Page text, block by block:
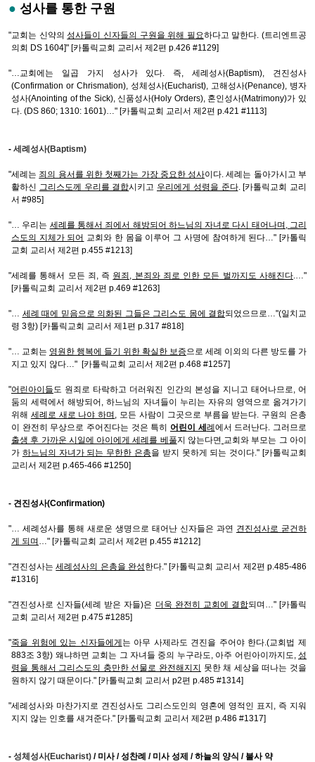
● 성사를 통한 구원
"교회는 신약의성사들이 신자들의 구원을 위해 필요하다고 말한다. (트리엔트공
의회 DS 1604]" [카톨릭교회 교리서 제2편 p.426 #1129]
"…교회에는 일곱 가지 성사가 있다. 즉, 세례성사(Baptism), 견진성사
(Confirmation or Chrismation), 성체성사(Eucharist), 고해성사(Penance), 병자
성사(Anointing of the Sick), 신품성사(Holy Orders), 혼인성사(Matrimony)가 있
다. (DS 860; 1310: 1601)…" [카톨릭교회 교리서 제2편 p.421 #1113]
- 세례성사(Baptism)
"세례는 죄의 용서를 위한 첫째가는 가장 중요한 성사이다. 세례는 돌아가시고 부
활하신 그리스도께 우리를 결합시키고 우리에게 성령을 준다. [카톨릭교회 교리
서 #985]
"… 우리는 세례를 통해서 죄에서 해방되어 하느님의 자녀로 다시 태어나며, 그리
스도의 지체가 되어 교회와 한 몸을 이루어 그 사명에 참여하게 된다…" [카톨릭
교회 교리서 제2편 p.455 #1213]
"세례를 통해서 모든 죄, 즉 원죄, 본죄와 죄로 인한 모든 벌까지도 사해진다.…"
[카톨릭교회 교리서 제2편 p.469 #1263]
"… 세례 때에 믿음으로 의화된 그들은 그리스도 몸에 결합되었으므로…"(일치교
령 3항) [카톨릭교회 교리서 제1편 p.317 #818]
"… 교회는 영원한 행복에 들기 위한 확실한 보증으로 세례 이외의 다른 방도를 가
지고 있지 않다…" [카톨릭교회 교리서 제2편 p.468 #1257]
"어린아이들도 원죄로 타락하고 더러워진 인간의 본성을 지니고 태어나므로, 어
둠의 세력에서 해방되어, 하느님의 자녀들이 누리는 자유의 영역으로 옮겨가기
위해 세례로 새로 나야 하며 , 모든 사람이 그곳으로 부름을 받는다. 구원의 은총
이 완전히 무상으로 주어진다는 것은 특히 어린이 세 례 에서 드러난다. 그러므로
출생 후 가까운 시일에 아이에게 세례를 베풀지 않는다면 교회와 부모는 그 아이
가 하느님의 자녀가 되는 무한한 은총을 받지 못하게 되는 것이다." [카톨릭교회
교리서 제2편 p.465-466 #1250]
- 견진성사(Confirmation)
"… 세례성사를 통해 새로운 생명으로 태어난 신자들은 과연 견진성사로 굳건하
게 되며 …" [카톨릭교회 교리서 제2편 p.455 #1212]
"견진성사는세례성사의 은총을 완성한다." [카톨릭교회 교리서 제2편 p.485-486
#1316]
"견진성사로 신자들(세례 받은 자들)은 더욱 완전히 교회에 결합되며…" [카톨릭
교회 교리서 제2편 p.475 #1285]
"죽을 위험에 있는 신자들에게 는 아무 사제라도 견진을 주어야 한다.(교회법 제
883조 3항) 왜냐하면 교회는 그 자녀들 중의 누구라도, 아주 어린아이까지도, 성
령을 통해서 그리스도의 충만한 선물로 완전해지지
못한 채 세상을 떠나는 것을
원하지 않기 때문이다." [카톨릭교회 교리서 p2편 p.485 #1314]
"세례성사와 마찬가지로 견진성사도 그리스도인의 영혼에 영적인 표지, 즉 지워
지지 않는 인호를 새겨준다." [카톨릭교회 교리서 제2편 p.486 #1317]
- 성체성사(Eucharist) / 미사 / 성찬례 / 미사 성제 / 하늘의 양식 / 불사 약